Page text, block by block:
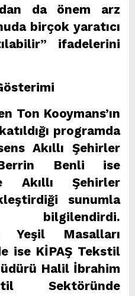
da önem arz
birçok yaratıcı
ifadelerini
Ton Kooymans’ın
programda
Akıllı Şehirler
Berrin Benli ise
Akıllı Şehirler
sunumla
bilgilendirdi.
Yeşil Masalları
ise KİPAŞ Tekstil
Halil İbrahim
Sektöründe